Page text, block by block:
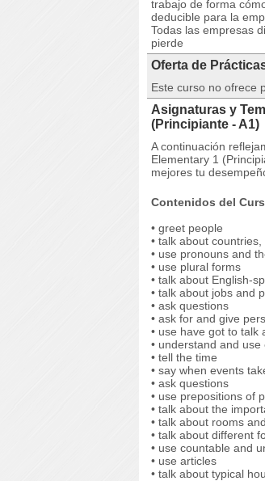
trabajo de forma
deducible para la
Todas las empresas
pierde
Oferta de
Este curso no ofrece
Asignaturas y
(Principiante - A1)
A continuación
Elementary 1
mejores tu
Contenidos del
• greet people
• talk about
• use pronouns and
• use plural forms
• talk about English-
• talk about jobs and
• ask questions
• ask for and give
• use have got to talk
• understand and
• tell the time
• say when events
• ask questions
• use prepositions of
• talk about the
• talk about rooms
• talk about different
• use countable and
• use articles
• talk about typical